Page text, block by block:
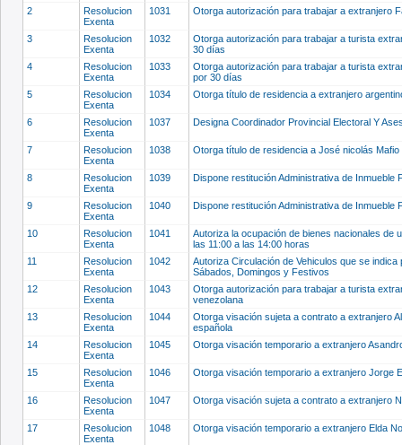
2
Resolucion
Exenta
1031 Otorga autorización para trabajar a extranjero
3
Resolucion
Exenta
1032
Otorga autorización para trabajar a turista
30 días
4
Resolucion
Exenta
1033
Otorga autorización para trabajar a turista
por 30 días
5
Resolucion
Exenta
1034 Otorga título de residencia a extranjero
6
Resolucion
Exenta
1037 Designa Coordinador Provincial Electoral Y
7
Resolucion
Exenta
1038 Otorga título de residencia a José nicolás
8
Resolucion
Exenta
1039 Dispone restitución Administrativa de Inmueble
9
Resolucion
Exenta
1040 Dispone restitución Administrativa de Inmueble
10
Resolucion
Exenta
1041
Autoriza la ocupación de bienes nacionales de
las 11:00 a las 14:00 horas
11
Resolucion
Exenta
1042
Autoriza Circulación de Vehiculos que se
Sábados, Domingos y Festivos
12
Resolucion
Exenta
1043
Otorga autorización para trabajar a turista
venezolana
13
Resolucion
Exenta
1044
Otorga visación sujeta a contrato a extranjero
española
14
Resolucion
Exenta
1045 Otorga visación temporario a extranjero
15
Resolucion
Exenta
1046 Otorga visación temporario a extranjero Jorge
16
Resolucion
Exenta
1047 Otorga visación sujeta a contrato a extranjero
17
Resolucion
Exenta
1048 Otorga visación temporario a extranjero Elda